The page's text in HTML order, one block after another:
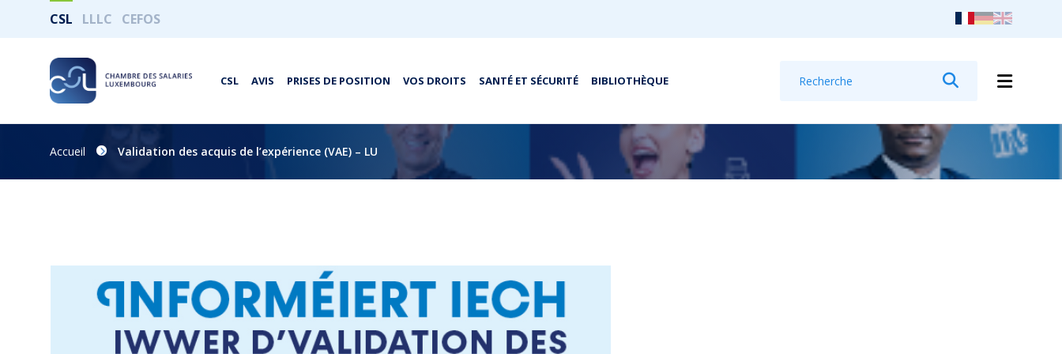
CSL LLLC CEFOS
CSL AVIS PRISES DE POSITION VOS DROITS SANTÉ ET SÉCURITÉ BIBLIOTHÈQUE
Accueil Validation des acquis de l’expérience (VAE) – LU